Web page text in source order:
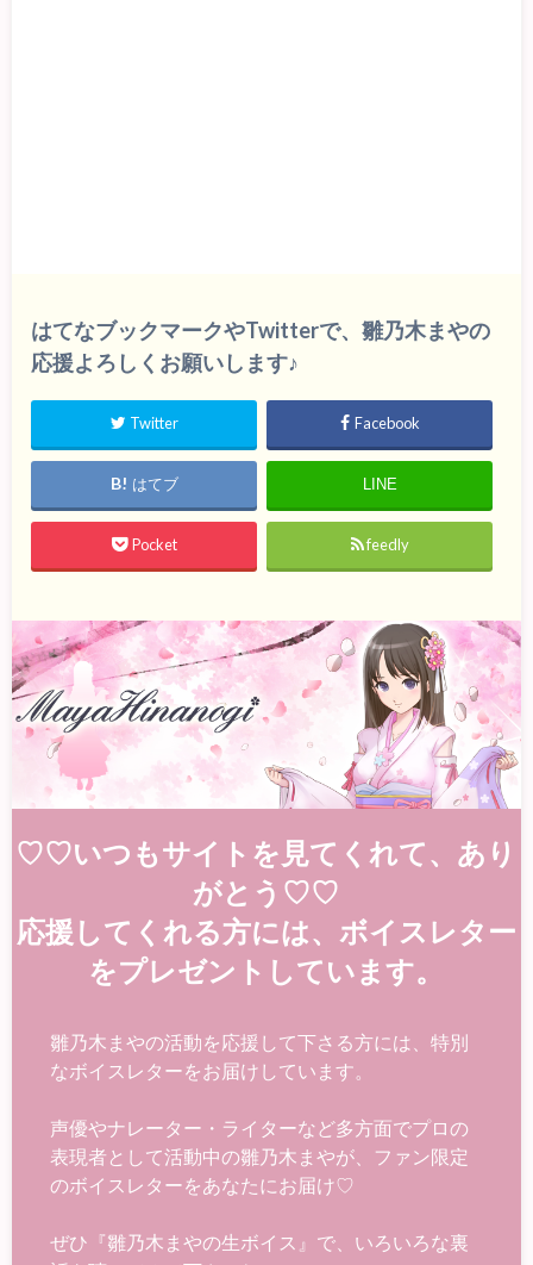
はてなブックマークやTwitterで、雛乃木まやの
応援よろしくお願いします♪
Twitter Facebook
はてブ LINE
Pocket feedly
♡♡いつもサイトを見てくれて、あり
がとう♡♡
応援してくれる方には、ボイスレター
をプレゼントしています。
雛乃木まやの活動を応援して下さる方には、特別
なボイスレターをお届けしています。
声優やナレーター・ライターなど多方面でプロの
表現者として活動中の雛乃木まやが、ファン限定
のボイスレターをあなたにお届け♡
ぜひ『雛乃木まやの生ボイス』で、いろいろな裏